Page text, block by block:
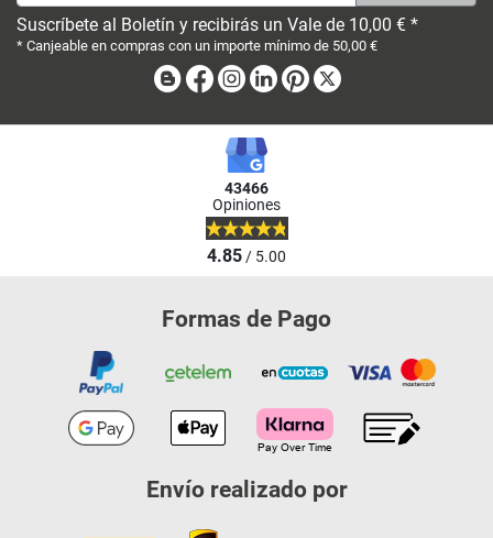
Suscríbete al Boletín y recibirás un Vale de 10,00 € *
* Canjeable en compras con un importe mínimo de 50,00 €
BlogFacebook
Instagram
LinkedinPinterest
43466
Opiniones
4.85/ 5.00
Formas de Pago
Envío realizado por